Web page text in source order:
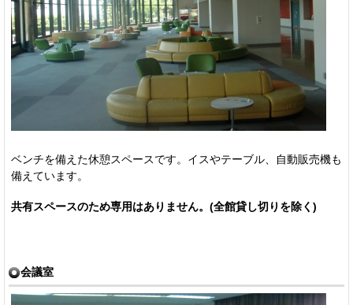
ベンチを備えた休憩スペースです。イスやテーブル、自動販売機も
備えています。
共有スペースのため専用はありません。(全館貸し切りを除く)
会議室